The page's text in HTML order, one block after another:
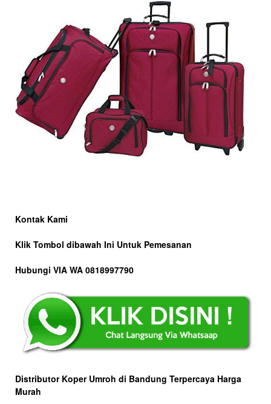
Kontak Kami
Klik Tombol dibawah Ini Untuk Pemesanan
Hubungi VIA WA 0818997790
Distributor Koper Umroh di Bandung Terpercaya Harga
Murah